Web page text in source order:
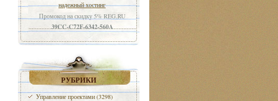
надежный хостинг
Промокод на скидку 5% REG.RU
39CC-C72F-6342-560A
РУБРИКИ
Управление проектами (3298)